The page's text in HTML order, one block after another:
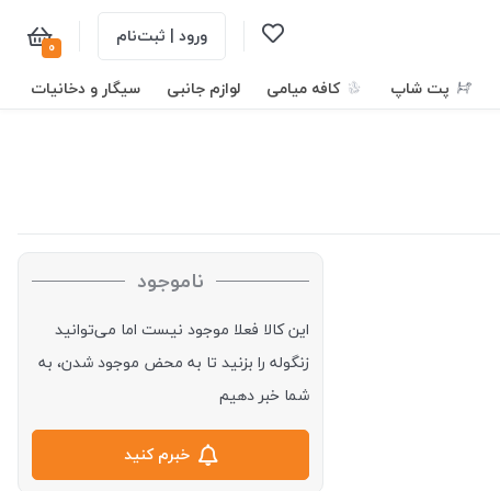
ورود | ثبت‌نام 0
پت شاپ کافه میامی لوازم جانبی سیگار و دخانیات
ناموجود
این کالا فعلا موجود نیست اما می‌توانید
زنگوله را بزنید تا به محض موجود شدن، به
شما خبر دهیم
خبرم کنید